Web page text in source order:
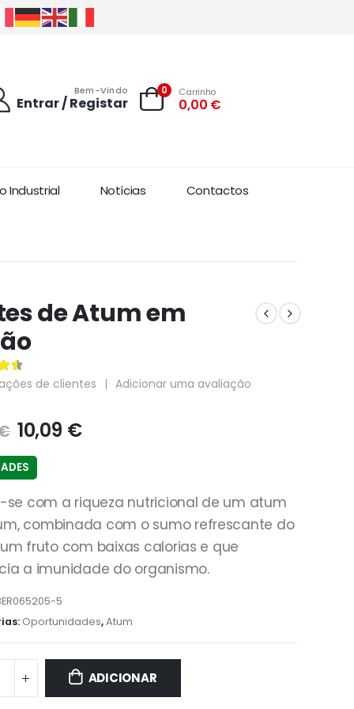
Bem-Vindo
Entrar / Registar
0 Carrinho
0,00 €
Industrial Notícias Contactos
de Atum em
de clientes | Adicionar uma avaliação
10,09 €
se com a riqueza nutricional de um atum
combinada com o sumo refrescante do
fruto com baixas calorias e que
a imunidade do organismo.
5
Oportunidades,Atum
ADICIONAR